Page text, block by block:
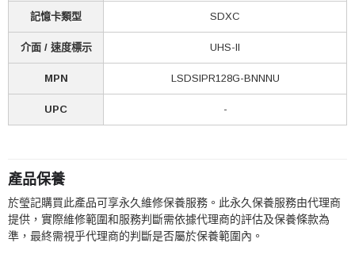
記憶卡類型 SDXC
介面 / 速度標示 UHS-II
MPN LSDSIPR128G-BNNNU
UPC -
產品保養
於瑩記購買此產品可享永久維修保養服務。此永久保養服務由代理商
提供，實際維修範圍和服務判斷需依據代理商的評估及保養條款為
準，最終需視乎代理商的判斷是否屬於保養範圍內。